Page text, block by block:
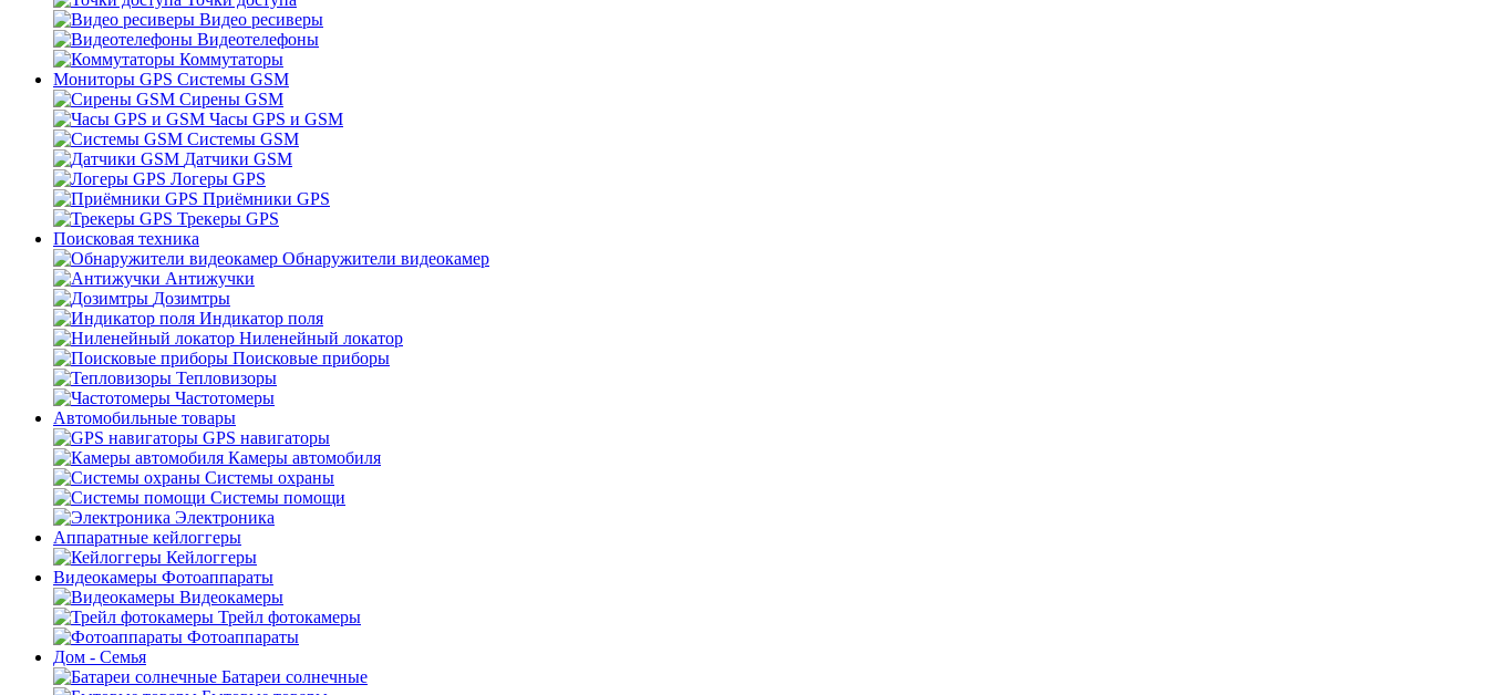
Видео ресиверы
Видеотелефоны
Коммутаторы
Мониторы GPS Системы GSM
Сирены GSM
Часы GPS и GSM
Системы GSM
Датчики GSM
Логеры GPS
Приёмники GPS
Трекеры GPS
Поисковая техника
Обнаружители видеокамер
Антижучки
Дозимтры
Индикатор поля
Ниленейный локатор
Поисковые приборы
Тепловизоры
Частотомеры
Автомобильные товары
GPS навигаторы
Камеры автомобиля
Системы охраны
Системы помощи
Электроника
Аппаратные кейлоггеры
Кейлоггеры
Видеокамеры Фотоаппараты
Видеокамеры
Трейл фотокамеры
Фотоаппараты
Дом - Семья
Батареи солнечные